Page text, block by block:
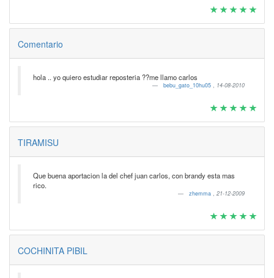
Comentario
hola .. yo quiero estudiar reposteria ??me llamo carlos
bebu_gato_10hu05 , 14-08-2010
TIRAMISU
Que buena aportacion la del chef juan carlos, con brandy esta mas
rico.
zhemma , 21-12-2009
COCHINITA PIBIL